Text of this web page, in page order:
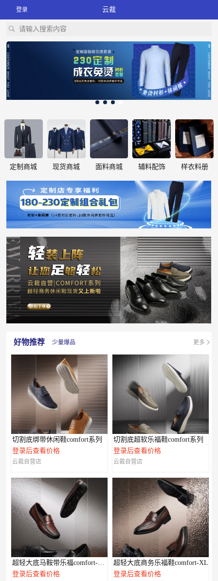
登录 云裁
请输入搜索内容
定制商城 现货商城 面料商城 辅料配饰 样衣料册
好物推荐 少量爆品 更多
切割底绑带休闲鞋comfort系列
登录后查看价格
云裁自营店
切割底超软乐福鞋comfort系列
登录后查看价格
云裁自营店
超轻大底马鞍带乐福comfort-XL系列
登录后查看价格
超轻大底商务乐福鞋comfort-XL
登录后查看价格